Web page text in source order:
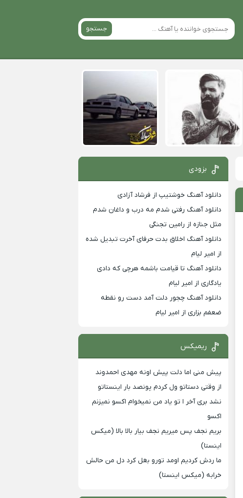
جستجو
بزودی
دانلود آهنگ خوشتیپ از فرشاد آزادی
دانلود آهنگ رفتی شدم مه درب و داغان شدم
مثل جنازه از رامین تجنگی
دانلود آهنگ اخلاق بدت حرفای آخرت تبدیل شده
از امیر لیام
دانلود آهنگ تا قیامت باشمه هرچی که دادی
یادگاری از امیر لیام
دانلود آهنگ چجور دلت آمد دست رو نقطه
ضعفم بزاری از امیر لیام
ریمیکس
پیش منی اما دلت پیش اونه مهدی احمدوند
از وقتی دستاتو ول کردم پونصد بار اینستاتو
نشد بری آخر ا تو یاد من نمیخوام اکسو نمیزنم
اکسو
بریم نجف پس میریم نجف بیار بالا بالا (میکس
اینستا)
ما ردش کردیم اومد تورو بغل کرد دل من حالش
خرابه (میکس اینستا)